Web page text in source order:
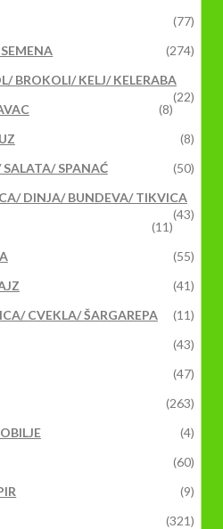
(77)
(274)
BROKOLI/ KELJ/ KELERABA
(22)
(8)
(8)
SPANAĆ
(50)
DINJA/ BUNDEVA/ TIKVICA
(43)
(11)
(55)
(41)
CVEKLA/ ŠARGAREPA
(11)
(43)
(47)
(263)
(4)
(60)
(9)
(321)